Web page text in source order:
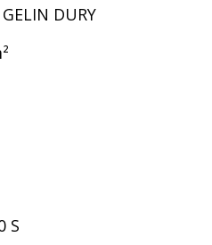
GELIN DURY
S